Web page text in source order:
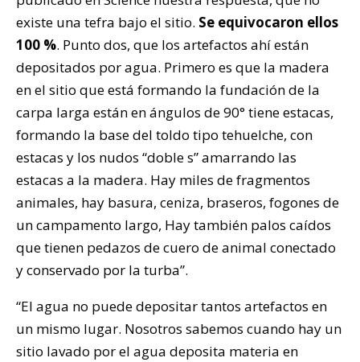
existe una tefra bajo el sitio. Se equivocaron ellos
100 %. Punto dos, que los artefactos ahí están
depositados por agua. Primero es que la madera
en el sitio que está formando la fundación de la
carpa larga están en ángulos de 90° tiene estacas,
formando la base del toldo tipo tehuelche, con
estacas y los nudos “doble s” amarrando las
estacas a la madera. Hay miles de fragmentos
animales, hay basura, ceniza, braseros, fogones de
un campamento largo, Hay también palos caídos
que tienen pedazos de cuero de animal conectado
y conservado por la turba”.
“El agua no puede depositar tantos artefactos en
un mismo lugar. Nosotros sabemos cuando hay un
sitio lavado por el agua deposita materia en